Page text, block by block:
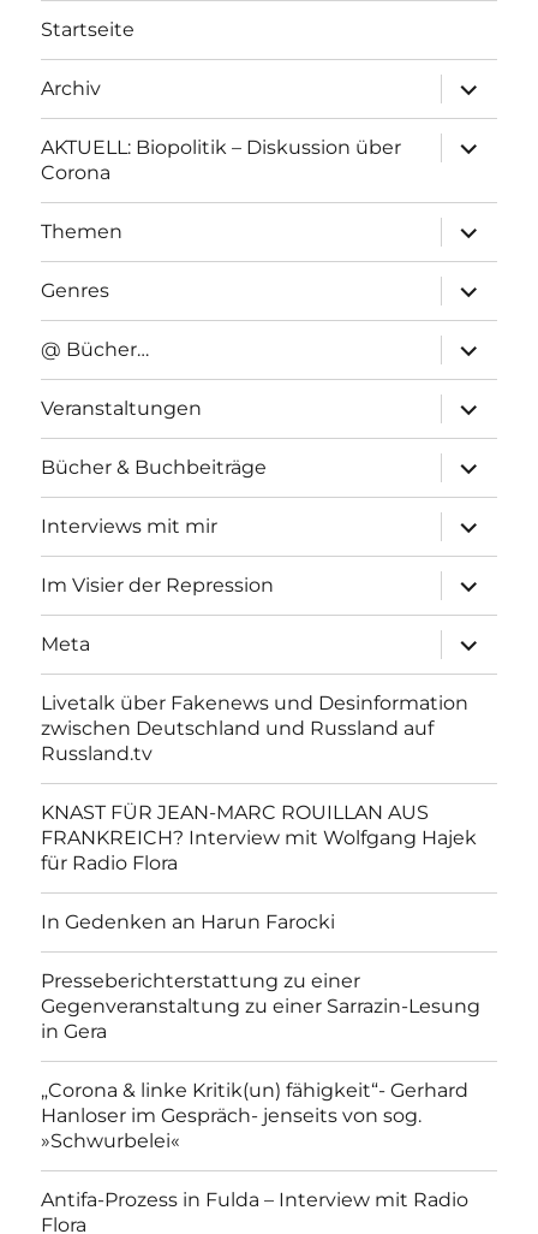
Startseite
Archiv
anzeigen
AKTUELL: Biopolitik – Diskussion über
Corona
anzeigen
Themen
anzeigen
Genres
anzeigen
@ Bücher…
anzeigen
Veranstaltungen
anzeigen
Bücher & Buchbeiträge
anzeigen
Interviews mit mir
anzeigen
Im Visier der Repression
anzeigen
Meta
anzeigen
Livetalk über Fakenews und Desinformation
zwischen Deutschland und Russland auf
Russland.tv
KNAST FÜR JEAN-MARC ROUILLAN AUS
FRANKREICH? Interview mit Wolfgang Hajek
für Radio Flora
In Gedenken an Harun Farocki
Presseberichterstattung zu einer
Gegenveranstaltung zu einer Sarrazin-Lesung
in Gera
„Corona & linke Kritik(un) fähigkeit“- Gerhard
Hanloser im Gespräch- jenseits von sog.
»Schwurbelei«
Antifa-Prozess in Fulda – Interview mit Radio
Flora